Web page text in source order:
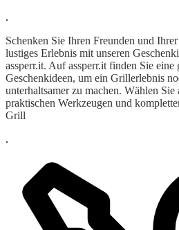
.
Schenken Sie Ihren Freunden und
lustiges Erlebnis mit unseren
assperr.it. Auf assperr.it finden Sie eine
Geschenkideen, um ein Grillerlebnis
unterhaltsamer zu machen. Wählen
praktischen Werkzeugen und
Grill
.